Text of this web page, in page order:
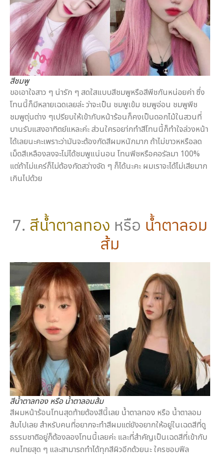
สีชมพู
ขอเอาใจสาว ๆ น่ารัก ๆ สดใสแบบสีชมพูหรือสีพีชกันหน่อยค่า ซึ่ง
โทนนี้ก็มีหลายเฉดเลยล่ะ ว่าจะเป็น ชมพูเข้ม ชมพูอ่อน ชมพูพีช
ชมพูตุ่นต่าง ๆเปรียบให้เข้ากับหน้าร้อนก็คงเป็นดอกไม้ในสวนที่
บานรับแสงอาทิตย์แหละค่ะ ส่วนใครอยา่กทำสีโทนนี้ก็ทำใจล่วงหน้า
ได้เลยนะคะเพราะว่ามันจะต้องกัดสีผมหนักมาก ถ้าไม่ขาวหหรือลด
เม็ดสีเหลืองลงจะไม่ได้ชมพูแน่นอน โทนพีชหรือคอรัลมา 100%
แต่ถ้าไม่แคร์ก็ไม่ต้องกัดสว่างจัด ๆ ก็ได้นะคะ ผมเราจะได้ไม่เสียมาก
เกินไปด้วย
7. สีน้ำตาลทอง หรือ น้ำตาลอม
ส้ม
สีน้ำตาลทอง หรือ น้ำตาลอมส้ม
สีผมหน้าร้อนโทนสุดท้ายต้องสีนี้เลย น้ำตาลทอง หรือ น้ำตาลอม
ส้มไปเลย สำหรับคนที่อยากจะทำสีผมแต่ยังอยากให้อยู่ในเฉดสีที่ดู
ธรรมชาติอยู่ก็ต้องลองโทนนี้เลยค่ะ และที่สำคัญเป็นเฉดสีที่เข้ากับ
คนไทยสุด ๆ และสามารถทำได้ทุกสีผิวอีกด้วยนะ ใครชอบฟีล